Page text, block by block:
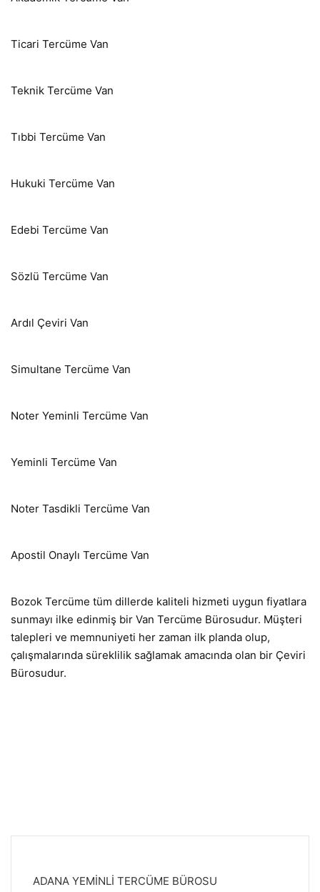
Ticari Tercüme Van
Teknik Tercüme Van
Tıbbi Tercüme Van
Hukuki Tercüme Van
Edebi Tercüme Van
Sözlü Tercüme Van
Ardıl Çeviri Van
Simultane Tercüme Van
Noter Yeminli Tercüme Van
Yeminli Tercüme Van
Noter Tasdikli Tercüme Van
Apostil Onaylı Tercüme Van
Bozok Tercüme tüm dillerde kaliteli hizmeti uygun fiyatlara
sunmayı ilke edinmiş bir Van Tercüme Bürosudur. Müşteri
talepleri ve memnuniyeti her zaman ilk planda olup,
çalışmalarında süreklilik sağlamak amacında olan bir Çeviri
Bürosudur.
ADANA YEMİNLİ TERCÜME BÜROSU